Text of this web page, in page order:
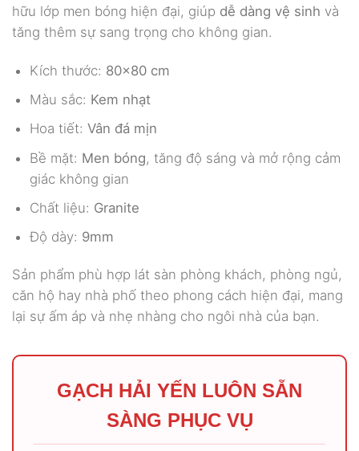
hữu lớp men bóng hiện đại, giúp dễ dàng vệ sinh và
tăng thêm sự sang trọng cho không gian.
Kích thước: 80×80 cm
Màu sắc: Kem nhạt
Hoa tiết: Vân đá mịn
Bề mặt: Men bóng, tăng độ sáng và mở rộng cảm
giác không gian
Chất liệu: Granite
Độ dày: 9mm
Sản phẩm phù hợp lát sàn phòng khách, phòng ngủ,
căn hộ hay nhà phố theo phong cách hiện đại, mang
lại sự ấm áp và nhẹ nhàng cho ngôi nhà của bạn.
GẠCH HẢI YẾN LUÔN SẴN
SÀNG PHỤC VỤ